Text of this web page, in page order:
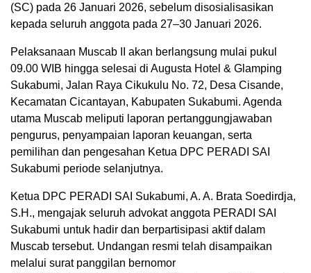
(SC) pada 26 Januari 2026, sebelum disosialisasikan
kepada seluruh anggota pada 27–30 Januari 2026.
Pelaksanaan Muscab II akan berlangsung mulai pukul
09.00 WIB hingga selesai di Augusta Hotel & Glamping
Sukabumi, Jalan Raya Cikukulu No. 72, Desa Cisande,
Kecamatan Cicantayan, Kabupaten Sukabumi. Agenda
utama Muscab meliputi laporan pertanggungjawaban
pengurus, penyampaian laporan keuangan, serta
pemilihan dan pengesahan Ketua DPC PERADI SAI
Sukabumi periode selanjutnya.
Ketua DPC PERADI SAI Sukabumi, A. A. Brata Soedirdja,
S.H., mengajak seluruh advokat anggota PERADI SAI
Sukabumi untuk hadir dan berpartisipasi aktif dalam
Muscab tersebut. Undangan resmi telah disampaikan
melalui surat panggilan bernomor